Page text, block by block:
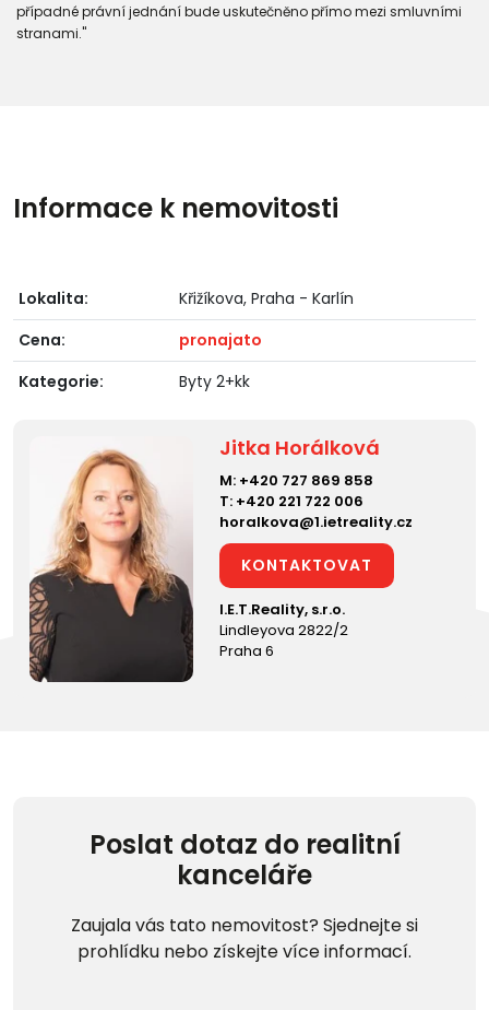
případné právní jednání bude uskutečněno přímo mezi smluvními
stranami."
Informace k nemovitosti
Lokalita:
Křižíkova, Praha - Karlín
Cena:
pronajato
Kategorie:
Byty 2+kk
Jitka Horálková
M: +420 727 869 858
T: +420 221 722 006
horalkova@1.ietreality.cz
KONTAKTOVAT
I.E.T.Reality, s.r.o.
Lindleyova 2822/2
Praha 6
Poslat dotaz do realitní
kanceláře
Zaujala vás tato nemovitost? Sjednejte si
prohlídku nebo získejte více informací.